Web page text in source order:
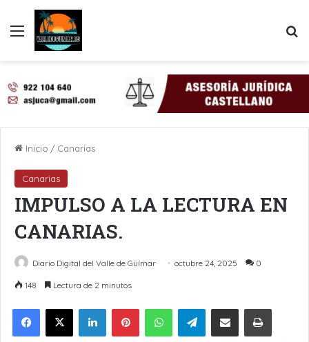
Menú
Inicio / Canarias
Canarias
IMPULSO A LA LECTURA EN
CANARIAS.
Diario Digital del Valle de Güímar octubre 24, 2025 0
148 Lectura de 2 minutos
LinkedInPinterestWhatsAppTelegramCompartir por Email Imprimir